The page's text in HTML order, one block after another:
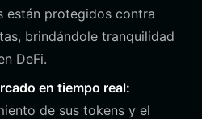
están protegidos contra
brindándole tranquilidad
DeFi.
en tiempo real:
de sus tokens y el